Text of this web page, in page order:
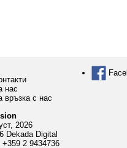
нас
връзка с нас
2026
Dekada Digital
+359 2 9434736